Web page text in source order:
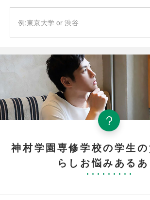
神村学園専修学校の学生
らしお悩みあるあ